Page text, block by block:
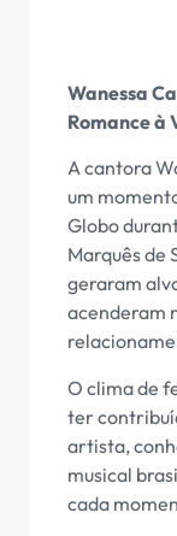
Wanessa
Romance à
A cantora
um
Globo
Marquês de
geraram
acenderam
O clima de
ter
artista,
musical
cada